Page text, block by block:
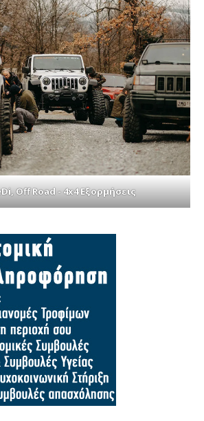
Off Road - 4x4 Εξορμήσεις